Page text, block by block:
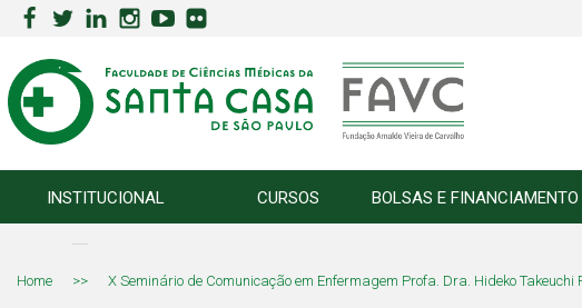
INSTITUCIONAL CURSOS BOLSAS E FINANCIAMENTO
Home >> X Seminário de Comunicação em Enfermagem Profa. Dra. Hideko Takeuchi